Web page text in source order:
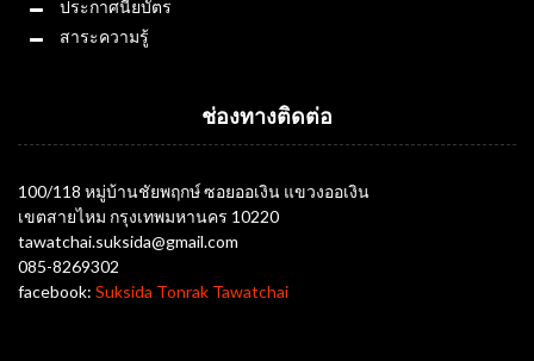
ประกาศนียบัตร
สาระความรู้
ช่องทางติดต่อ
100/118 หมู่บ้านชัยพฤกษ์ ซอยออเงิน แขวงออเงิน
เขตสายไหม กรุงเทพมหานคร 10220
tawatchai.suksida@gmail.com
085-8269302
facebook: Suksida Tonrak Tawatchai